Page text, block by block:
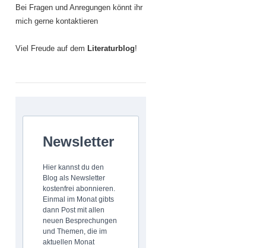
Bei Fragen und Anregungen könnt ihr
mich gerne kontaktieren
Viel Freude auf dem Literaturblog!
Newsletter
Hier kannst du den
Blog als Newsletter
kostenfrei abonnieren.
Einmal im Monat gibts
dann Post mit allen
neuen Besprechungen
und Themen, die im
aktuellen Monat